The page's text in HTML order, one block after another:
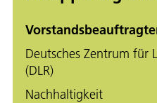
Deutsches Zentrum für
(DLR)
Nachhaltigkeit